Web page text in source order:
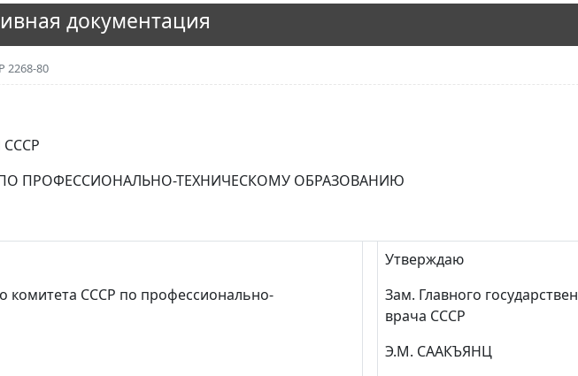
документация
2268-80
ПРОФЕССИОНАЛЬНО-ТЕХНИЧЕСКОМУ ОБРАЗОВАНИЮ
комитета СССР по профессионально-
Утверждаю
Зам. Главного
врача СССР
Э.М. СААКЪЯНЦ